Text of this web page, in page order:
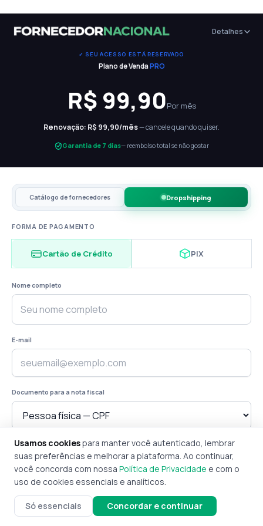
content
Detalhes
✓ SEU ACESSO ESTÁ RESERVADO
Plano de VendaPRO
R$ 99,90Por mês
Renovação: R$ 99,90/mês— cancele quando quiser.
Garantia de 7 dias— reembolso total se não gostar
Catálogo de fornecedores Dropshipping
FORMA DE PAGAMENTO
Cartão de Crédito PIX
Nome completo
E-mail
Documento para a nota fiscal
CPF
Continuar para pagamento →
Usamos cookiespara manter você autenticado, lembrar
suas preferências e melhorar a plataforma. Ao continuar,
você concorda com nossa Política de Privacidade e com o
uso de cookies essenciais e analíticos.
Só essenciais Concordar e continuar